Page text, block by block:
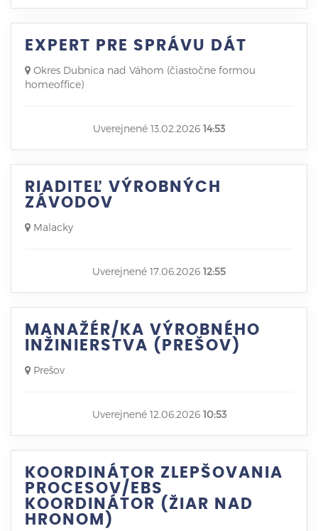
EXPERT PRE SPRÁVU DÁT
Okres Dubnica nad Váhom (čiastočne formou
homeoffice)
Uverejnené 13.02.2026 14:53
RIADITEĽ VÝROBNÝCH
ZÁVODOV
Malacky
Uverejnené 17.06.2026 12:55
MANAŽÉR/KA VÝROBNÉHO
INŽINIERSTVA (PREŠOV)
Prešov
Uverejnené 12.06.2026 10:53
KOORDINÁTOR ZLEPŠOVANIA
PROCESOV/EBS
KOORDINÁTOR (ŽIAR NAD
HRONOM)